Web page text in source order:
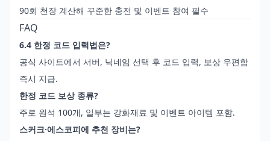
90회 천장 계산해 꾸준한 충전 및 이벤트 참여 필수
FAQ
6.4 한정 코드 입력법은?
공식 사이트에서 서버, 닉네임 선택 후 코드 입력, 보상 우편함
즉시 지급.
한정 코드 보상 종류?
주로 원석 100개, 일부는 강화재료 및 이벤트 아이템 포함.
스커크·에스코피에 추천 장비는?